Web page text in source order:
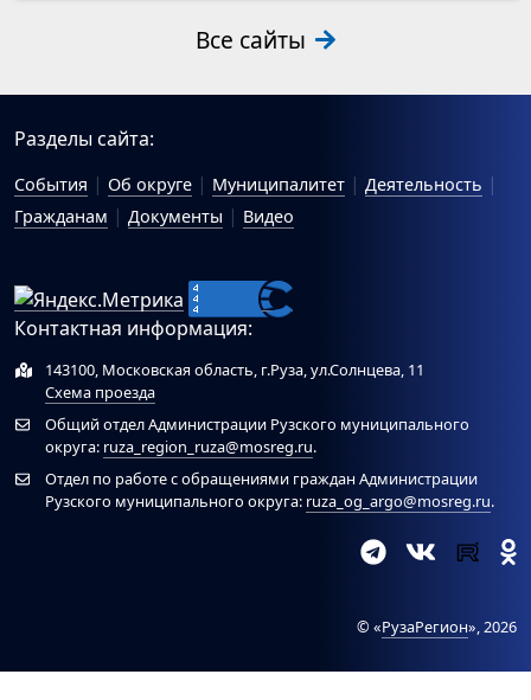
Все сайты
Разделы сайта:
События Об округе Муниципалитет
Деятельность
Гражданам
Документы Видео
Контактная информация:
143100, Московская область, г.Руза, ул.Солнцева, 11
Схема проезда
Общий отдел Администрации Рузского муниципального
округа: ruza_region_ruza@mosreg.ru.
Отдел по работе с обращениями граждан Администрации
Рузского муниципального округа: ruza_og_argo@mosreg.ru.
© «РузаРегион», 2026